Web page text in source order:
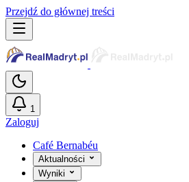
Przejdź do głównej treści
1
Zaloguj
Café Bernabéu
Aktualności
Wyniki